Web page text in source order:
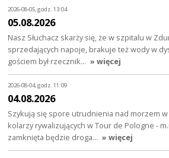
2026-08-05, godz. 13:04
05.08.2026
Nasz Słuchacz skarży się, że w szpitalu w
sprzedających napoje, brakuje też wody w
gościem był rzecznik… » więcej
2026-08-04, godz. 11:09
04.08.2026
Szykują się spore utrudnienia nad morzem
kolarzy rywalizujących w Tour de Pologne -
zamknięta będzie droga… » więcej